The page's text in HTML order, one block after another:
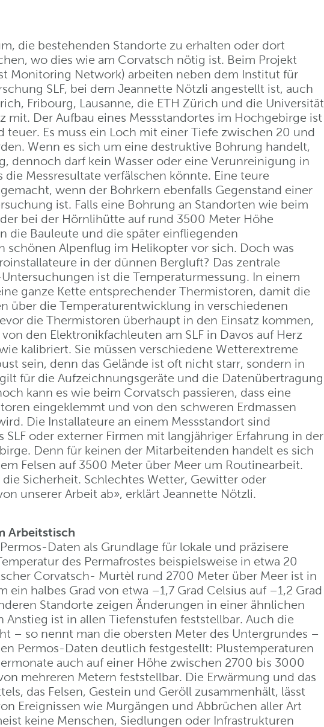
die bestehenden Standorte zu erhalten oder dort
wo dies wie am Corvatsch nötig ist. Beim Projekt
Monitoring Network) arbeiten neben dem Institut für
SLF, bei dem Jeannette Nötzli angestellt ist, auch
Fribourg, Lausanne, die ETH Zürich und die Universität
mit. Der Aufbau eines Messstandortes im Hochgebirge ist
Es muss ein Loch mit einer Tiefe zwischen 20 und
Wenn es sich um eine destruktive Bohrung handelt,
dennoch darf kein Wasser oder eine Verunreinigung in
die Messresultate verfälschen könnte. Eine teure
wenn der Bohrkern ebenfalls Gegenstand einer
ist. Falls eine Bohrung an Standorten wie beim
bei der Hörnlihütte auf rund 3500 Meter Höhe
die Bauleute und die später einfliegenden
schönen Alpenflug im Helikopter vor sich. Doch was
in der dünnen Bergluft? Das zentrale
ist die Temperaturmessung. In einem
ganze Kette entsprechender Thermistoren, damit die
über die Temperaturentwicklung in verschiedenen
die Thermistoren überhaupt in den Einsatz kommen,
den Elektronikfachleuten am SLF in Davos auf Herz
kalibriert. Sie müssen verschiedene Wetterextreme
sein, denn das Gelände ist oft nicht starr, sondern in
für die Aufzeichnungsgeräte und die Datenübertragung
kann es wie beim Corvatsch passieren, dass eine
eingeklemmt und von den schweren Erdmassen
Die Installateure an einem Messstandort sind
SLF oder externer Firmen mit langjähriger Erfahrung in der
Denn für keinen der Mitarbeitenden handelt es sich
Felsen auf 3500 Meter über Meer um Routinearbeit.
Sicherheit. Schlechtes Wetter, Gewitter oder
unserer Arbeit ab», erklärt Jeannette Nötzli.
Arbeitstisch
Daten als Grundlage für lokale und präzisere
des Permafrostes beispielsweise in etwa 20
Corvatsch- Murtèl rund 2700 Meter über Meer ist in
ein halbes Grad von etwa –1,7 Grad Celsius auf –1,2 Grad
Standorte zeigen Änderungen in einer ähnlichen
Anstieg ist in allen Tiefenstufen feststellbar. Auch die
– so nennt man die obersten Meter des Untergrundes –
Permos-Daten deutlich festgestellt: Plustemperaturen
auch auf einer Höhe zwischen 2700 bis 3000
mehreren Metern feststellbar. Die Erwärmung und das
das Felsen, Gestein und Geröll zusammenhält, lässt
Ereignissen wie Murgängen und Abbrüchen aller Art
keine Menschen, Siedlungen oder Infrastrukturen